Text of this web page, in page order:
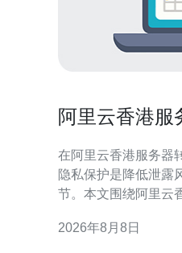
阿里云香港服
在阿里云香港服务器
隐私保护是降低泄露
节。本文围绕阿里云
议，适用于企业与运
2026年8月8日